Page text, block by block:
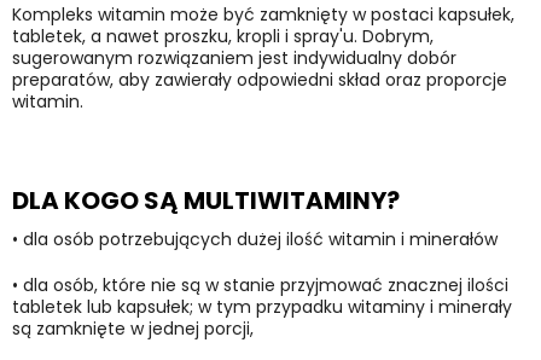
Kompleks witamin może być zamknięty w postaci kapsułek,
tabletek, a nawet proszku, kropli i spray'u. Dobrym,
sugerowanym rozwiązaniem jest indywidualny dobór
preparatów, aby zawierały odpowiedni skład oraz proporcje
witamin.
DLA KOGO SĄ MULTIWITAMINY?
• dla osób potrzebujących dużej ilość witamin i minerałów
• dla osób, które nie są w stanie przyjmować znacznej ilości
tabletek lub kapsułek; w tym przypadku witaminy i minerały
są zamknięte w jednej porcji,